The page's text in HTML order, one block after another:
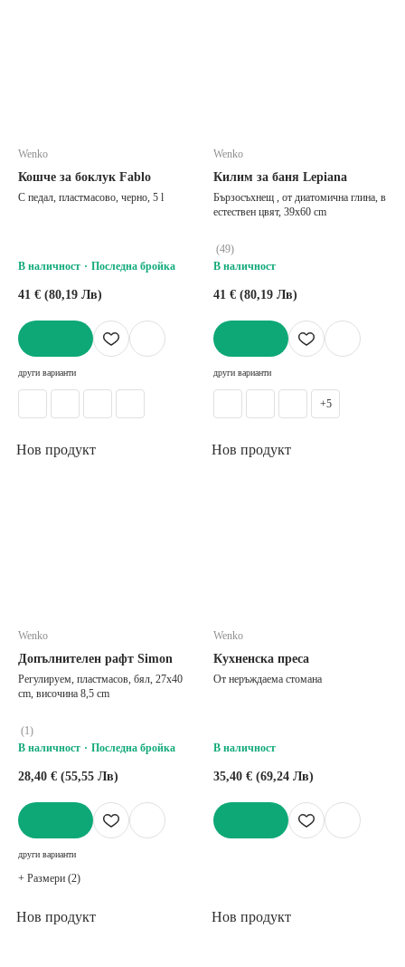
Wenko
Кошче за боклук Fablo
С педал, пластмасово, черно, 5 l
В наличност Последна бройка
41 € (80,19 Лв)
други варианти
Wenko
Килим за баня Lepiana
Бързосъхнещ , от диатомична глина, в
естествен цвят, 39x60 cm
(49)
В наличност
41 € (80,19 Лв)
други варианти
+5
Нов продукт
Wenko
Допълнителен рафт Simon
Регулируем, пластмасов, бял, 27x40
cm, височина 8,5 cm
(1)
В наличност
Последна бройка
28,40 € (55,55 Лв)
други варианти
+ Размери (2)
Нов продукт
Wenko
Кухненска преса
От неръждаема стомана
В наличност
35,40 € (69,24 Лв)
Нов продукт Нов продукт